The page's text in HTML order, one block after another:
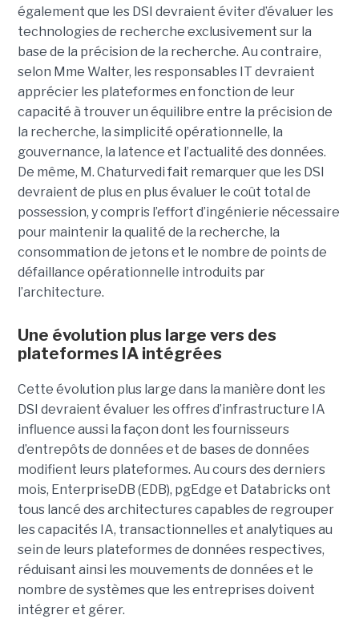
également que les DSI devraient éviter d’évaluer les
technologies de recherche exclusivement sur la
base de la précision de la recherche. Au contraire,
selon Mme Walter, les responsables IT devraient
apprécier les plateformes en fonction de leur
capacité à trouver un équilibre entre la précision de
la recherche, la simplicité opérationnelle, la
gouvernance, la latence et l’actualité des données.
De même, M. Chaturvedi fait remarquer que les DSI
devraient de plus en plus évaluer le coût total de
possession, y compris l’effort d’ingénierie nécessaire
pour maintenir la qualité de la recherche, la
consommation de jetons et le nombre de points de
défaillance opérationnelle introduits par
l’architecture.
Une évolution plus large vers des
plateformes IA intégrées
Cette évolution plus large dans la manière dont les
DSI devraient évaluer les offres d’infrastructure IA
influence aussi la façon dont les fournisseurs
d’entrepôts de données et de bases de données
modifient leurs plateformes. Au cours des derniers
mois, EnterpriseDB (EDB), pgEdge et Databricks ont
tous lancé des architectures capables de regrouper
les capacités IA, transactionnelles et analytiques au
sein de leurs plateformes de données respectives,
réduisant ainsi les mouvements de données et le
nombre de systèmes que les entreprises doivent
intégrer et gérer.